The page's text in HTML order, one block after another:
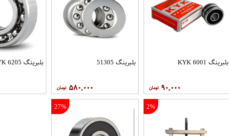
بلبرینگ 6001 KYK
۹۰,۰۰۰
بلبرینگ 51305
۵۸۰,۰۰۰
بلبرینگ 6205 KYK
2%
27%